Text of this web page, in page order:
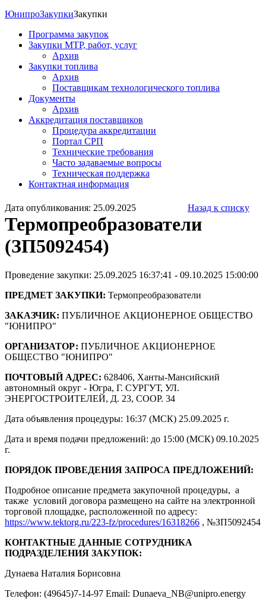
ЮнипроЗакупкиЗакупки
Программа закупок
Закупки МТР, работ, услуг
Архив
Закупки топлива
Архив
Поставщикам технологического топлива
Документы
Архив
Аккредитация поставщиков
Процедура аккредитации
Портал СРП
Технические требования
Часто задаваемые вопросы
Техническая поддержка
Контактная информация
Дата опубликования: 25.09.2025 Назад к списку
Термопреобразователи
(ЗП5092454)
Проведение закупки: 25.09.2025 16:37:41 - 09.10.2025 15:00:00
ПРЕДМЕТ ЗАКУПКИ: Термопреобразователи
ЗАКАЗЧИК: ПУБЛИЧНОЕ АКЦИОНЕРНОЕ ОБЩЕСТВО
"ЮНИПРО"
ОРГАНИЗАТОР: ПУБЛИЧНОЕ АКЦИОНЕРНОЕ
ОБЩЕСТВО "ЮНИПРО"
ПОЧТОВЫЙ АДРЕС: 628406, Ханты-Мансийский
автономный округ - Югра, Г. СУРГУТ, УЛ.
ЭНЕРГОСТРОИТЕЛЕЙ, Д. 23, СООР. 34
Дата объявления процедуры: 16:37 (МСК) 25.09.2025 г.
Дата и время подачи предложений: до 15:00 (МСК) 09.10.2025
г.
ПОРЯДОК ПРОВЕДЕНИЯ ЗАПРОСА ПРЕДЛОЖЕНИЙ:
Подробное описание предмета закупочной процедуры, а
также условий договора размещено на сайте на электронной
торговой площадке, расположенной по адресу:
https://www.tektorg.ru/223-fz/procedures/16318266 , №ЗП5092454
КОНТАКТНЫЕ ДАННЫЕ СОТРУДНИКА
ПОДРАЗДЕЛЕНИЯ ЗАКУПОК:
Дунаева Наталия Борисовна
Телефон: (49645)7-14-97 Email: Dunaeva_NB@unipro.energy